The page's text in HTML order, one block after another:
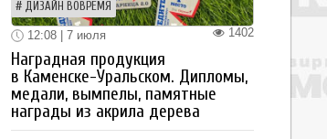
ДИЗАЙН ВОВРЕМЯ
1402
12:08 | 7 июля
Наградная продукция
в Каменске-Уральском. Дипломы,
медали, вымпелы, памятные
награды из акрила дерева